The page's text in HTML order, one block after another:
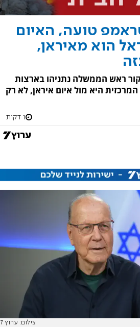
טועה, האיום
הוא מאיראן,
ראש הממשלה נתניהו בארצות
היא מול איום איראן, לא רק
1 דקות
צילום: ערוץ 7